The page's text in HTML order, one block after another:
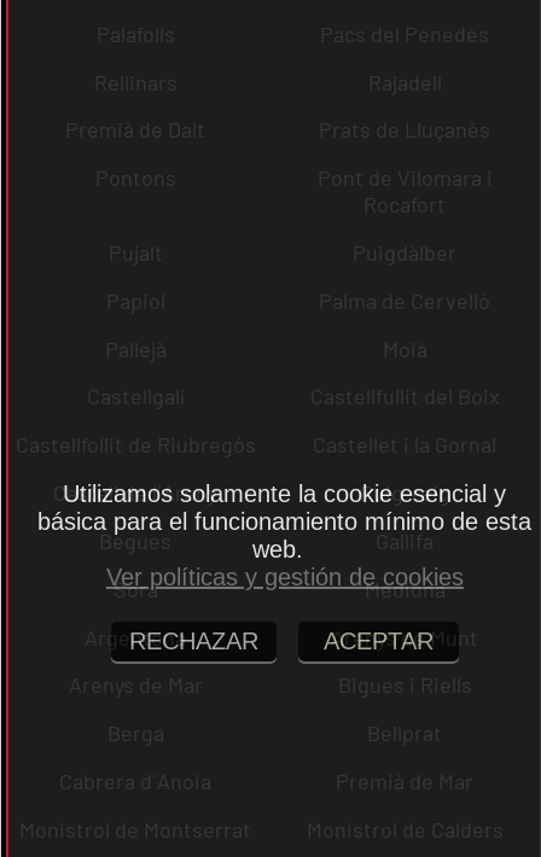
Palafolls
Pacs del Penedès
Rellinars
Rajadell
Premià de Dalt
Prats de Lluçanès
Pontons
Pont de Vilomara i
Rocafort
Pujalt
Puigdàlber
Papiol
Palma de Cervelló
Pallejà
Moià
Castellgalí
Castellfullit del Boix
Castellfollit de Riubregós
Castellet i la Gornal
Castell de l´Areny
Puig-reig
Begues
Gallifa
Sora
Mediona
Argentona
Arenys de Munt
Arenys de Mar
Bigues i Riells
Berga
Bellprat
Cabrera d´Anoia
Premià de Mar
Monistrol de Montserrat
Monistrol de Calders
Utilizamos solamente la cookie esencial y
básica para el funcionamiento mínimo de esta
web.
Ver políticas y gestión de cookies
RECHAZAR ACEPTAR